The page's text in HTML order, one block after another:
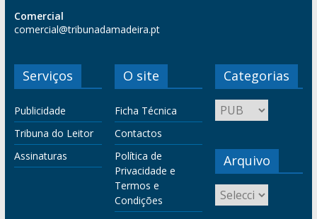
Comercial
comercial@tribunadamadeira.pt
Serviços
Publicidade
Tribuna do Leitor
Assinaturas
O site
Ficha Técnica
Contactos
Política de
Privacidade e
Termos e
Condições
Categorias
Arquivo